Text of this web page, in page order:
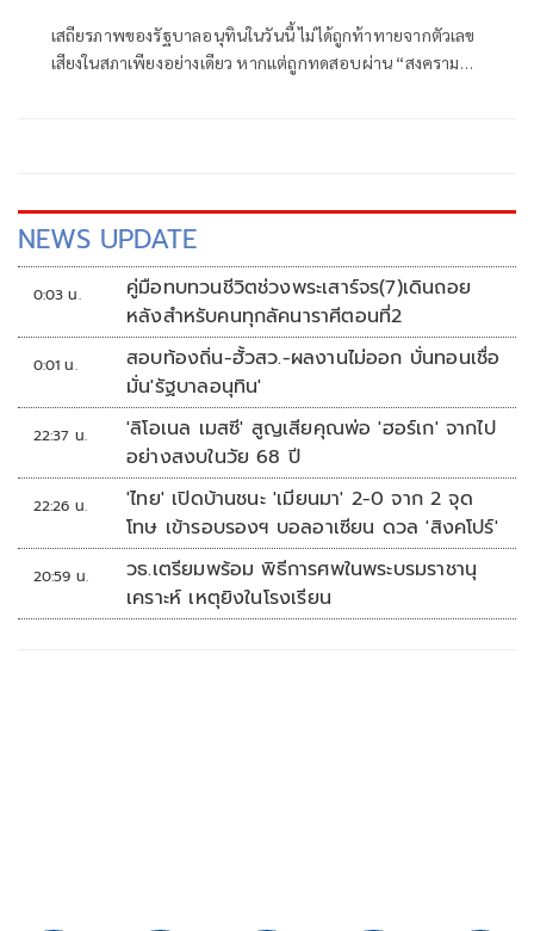
เสถียรภาพของรัฐบาลอนุทินในวันนี้ ไม่ได้ถูกท้าทายจากตัวเลข
เสียงในสภาเพียงอย่างเดียว หากแต่ถูกทดสอบผ่าน “สงคราม
NEWS UPDATE
0:03 น.
คู่มือทบทวนชีวิตช่วงพระเสาร์จร(7)เดินถอย
หลังสำหรับคนทุกลัคนาราศีตอนที่2
0:01 น.
สอบท้องถิ่น-ฮั้วสว.-ผลงานไม่ออก บั่นทอนเชื่อ
มั่น'รัฐบาลอนุทิน'
22:37 น.
'ลิโอเนล เมสซี' สูญเสียคุณพ่อ 'ฮอร์เก' จากไป
อย่างสงบในวัย 68 ปี
22:26 น.
'ไทย' เปิดบ้านชนะ 'เมียนมา' 2-0 จาก 2 จุด
โทษ เข้ารอบรองฯ บอลอาเซียน ดวล 'สิงคโปร์'
20:59 น.
วธ.เตรียมพร้อม พิธีการศพในพระบรมราชานุ
เคราะห์ เหตุยิงในโรงเรียน